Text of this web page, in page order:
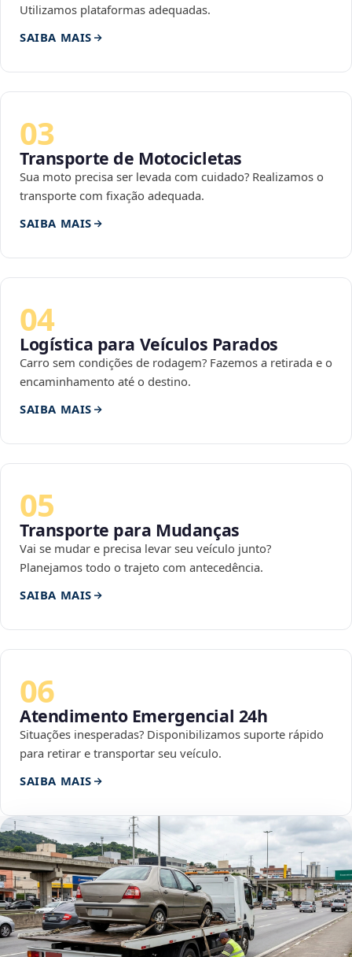
Utilizamos plataformas adequadas.
SAIBA MAIS
03
Transporte de Motocicletas
Sua moto precisa ser levada com cuidado? Realizamos o
transporte com fixação adequada.
SAIBA MAIS
04
Logística para Veículos Parados
Carro sem condições de rodagem? Fazemos a retirada e o
encaminhamento até o destino.
SAIBA MAIS
05
Transporte para Mudanças
Vai se mudar e precisa levar seu veículo junto?
Planejamos todo o trajeto com antecedência.
SAIBA MAIS
06
Atendimento Emergencial 24h
Situações inesperadas? Disponibilizamos suporte rápido
para retirar e transportar seu veículo.
SAIBA MAIS